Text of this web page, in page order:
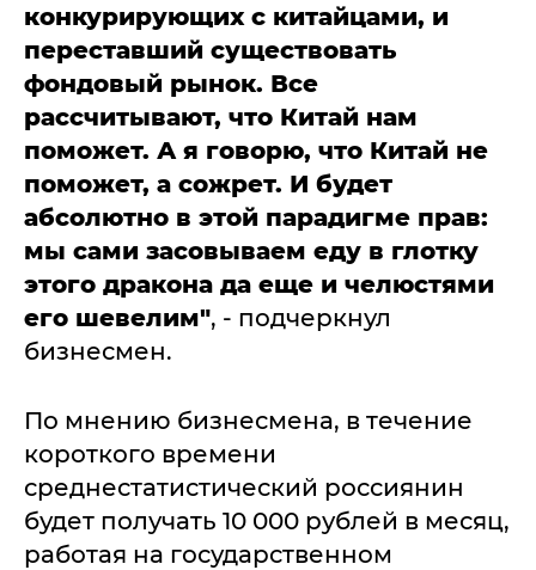
конкурирующих с китайцами, и
переставший существовать
фондовый рынок. Все
рассчитывают, что Китай нам
поможет. А я говорю, что Китай не
поможет, а сожрет. И будет
абсолютно в этой парадигме прав:
мы сами засовываем еду в глотку
этого дракона да еще и челюстями
его шевелим", - подчеркнул
бизнесмен.
По мнению бизнесмена, в течение
короткого времени
среднестатистический россиянин
будет получать 10 000 рублей в месяц,
работая на государственном